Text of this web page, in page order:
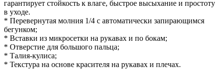
гарантирует стойкость к влаге, быстрое высыхание и простоту
в уходе.
* Перевернутая молния 1/4 с автоматически запирающимся
бегунком;
* Вставки из микросетки на рукавах и по бокам;
* Отверстие для большого пальца;
* Талия-кулиса;
* Текстура на основе красителя на рукавах и плечах.